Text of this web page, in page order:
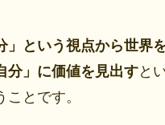
」という視点から世界
分」に価値を見出すと
ことです。